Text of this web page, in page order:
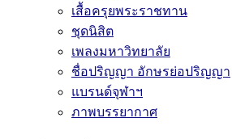
เสื้อครุยพระราชทาน
ชุดนิสิต
เพลงมหาวิทยาลัย
ชื่อปริญญา อักษรย่อปริญญา
แบรนด์จุฬาฯ
ภาพบรรยากาศ